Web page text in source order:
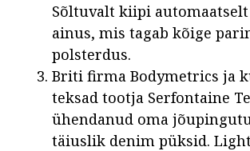
Sõltuvalt kiipi
ainus, mis tagab kõige
polsterdus.
Briti firma Bodymetrics ja
teksad tootja Serfontaine
ühendanud oma
täiuslik denim püksid.